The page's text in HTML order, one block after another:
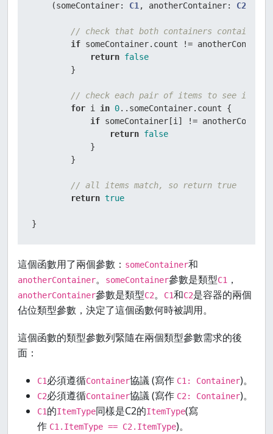
    (
someContainer: C1 , anotherContainer: C2
// check that both containers contain the
if someContainer.count !=
return false
        }
// check each pair of items to see if
for i in 0.. someContainer.count {
if someContainer[i] !=
return false
            }
        }
// all items match, so return true
return true
}
這個函數用了兩個參數： someContainer和
anotherContainer。 someContainer參數是類型C1 ，
anotherContainer參數是類型C2。 C1和C2是容器的兩個
佔位類型參數，決定了這個函數何時被調用。
這個函數的類型參數列緊隨在兩個類型參數需求的後
面：
C1必須遵循Container協議 (寫作 C1: Container)。
C2必須遵循Container協議 (寫作 C2: Container)。
C1的ItemType同樣是C2的ItemType(寫
作 C1.ItemType == C2.ItemType)。